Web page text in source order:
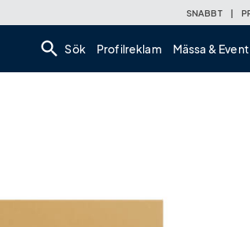
SNABBT |
search Sök Profilreklam Mässa & Event